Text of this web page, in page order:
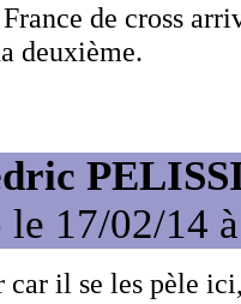
de cross
deuxième.
17/02/14
il se les pèle